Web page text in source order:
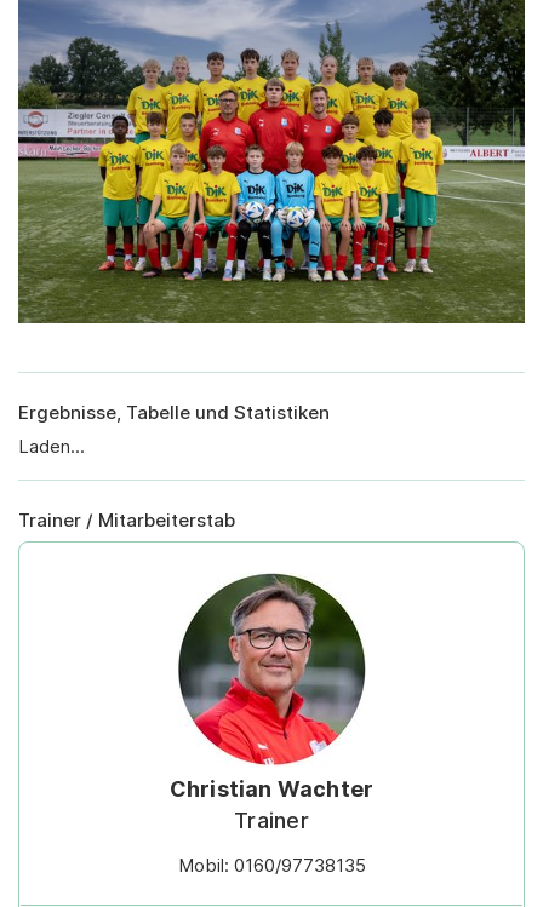
Ergebnisse, Tabelle und Statistiken
Laden...
Trainer / Mitarbeiterstab
Christian Wachter
Trainer
Mobil: 0160/97738135